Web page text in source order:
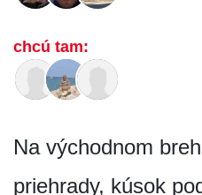
chcú tam:
Na východnom
priehrady, kúsok